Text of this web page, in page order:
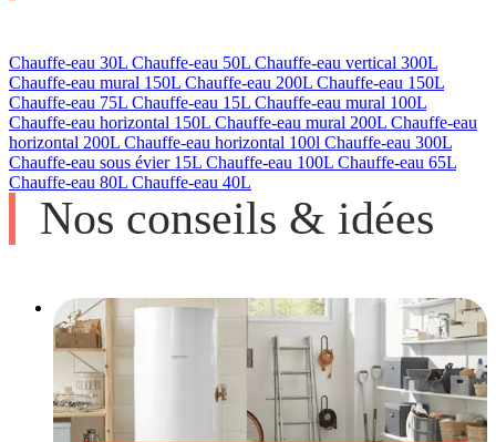
Chauffe-eau 30L Chauffe-eau 50L Chauffe-eau vertical 300L
Chauffe-eau mural 150L Chauffe-eau 200L Chauffe-eau 150L
Chauffe-eau 75L Chauffe-eau 15L Chauffe-eau mural 100L
Chauffe-eau horizontal 150L Chauffe-eau mural 200L Chauffe-eau
horizontal 200L Chauffe-eau horizontal 100l Chauffe-eau 300L
Chauffe-eau sous évier 15L Chauffe-eau 100L Chauffe-eau 65L
Chauffe-eau 80L Chauffe-eau 40L
Nos conseils & idées